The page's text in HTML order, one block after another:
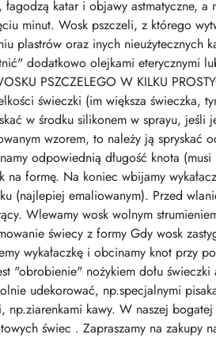
łagodzą katar i objawy
minut. Wosk pszczeli, z którego
plastrów oraz inych nieużytecznych
dodatkowo olejkami eterycznymi
PSZCZELEGO W KILKU
świeczki (im większa świeczka,
w środku silikonem w sprayu,
wzorem, to należy ją spryskać
odpowiednią długość knota
na formę. Na koniec wbijamy
(najlepiej emaliowanym). Przed
Wlewamy wosk wolnym
świecy z formy Gdy wosk
wykałaczkę i obcinamy knot przy
"obrobienie" nożykiem dołu
udekorować, np.specjalnymi
np.ziarenkami kawy. W naszej
świec . Zapraszamy na zakupy